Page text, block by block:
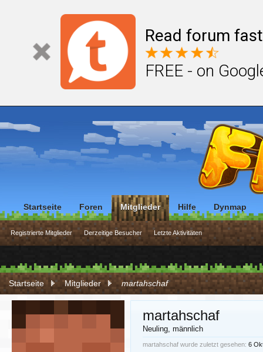
Read forum
FREE - on
Startseite Mitglieder martahschaf
martahschaf
Neuling, männlich
martahschaf wurde zuletzt gesehen: 6
Startseite Foren Mitglieder
Registrierte Mitglieder Derzeitige Besucher Letzte Aktivitäten
Hilfe Dynmap